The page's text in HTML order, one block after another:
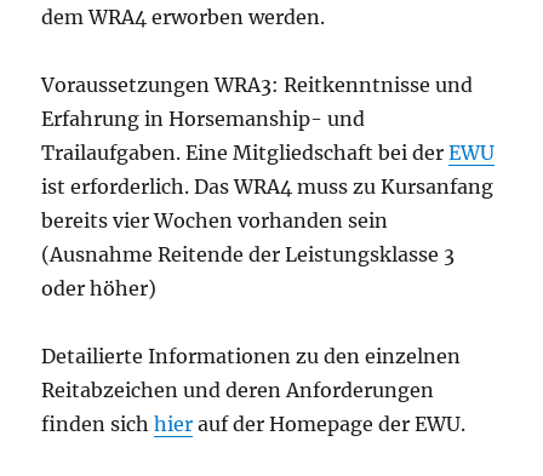
dem WRA4 erworben werden.
Voraussetzungen WRA3: Reitkenntnisse und
Erfahrung in Horsemanship- und
Trailaufgaben. Eine Mitgliedschaft bei derEWU
ist erforderlich. Das WRA4 muss zu Kursanfang
bereits vier Wochen vorhanden sein
(Ausnahme Reitende der Leistungsklasse 3
oder höher)
Detailierte Informationen zu den einzelnen
Reitabzeichen und deren Anforderungen
finden sichhier auf der Homepage der EWU.